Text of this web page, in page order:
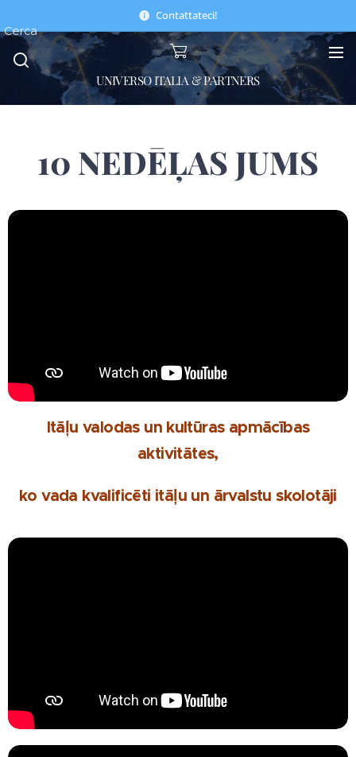
Contattateci!
UNIVERSO ITALIA & PARTNERS
Cerca
10 NEDĒĻAS JUMS
Itāļu valodas un kultūras apmācības
aktivitātes,
ko vada kvalificēti itāļu un ārvalstu skolotāji